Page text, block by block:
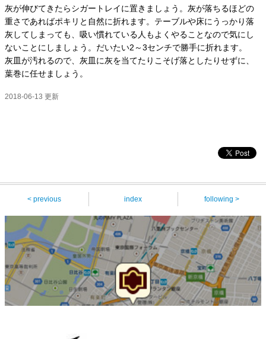
灰が伸びてきたらシガートレイに置きましょう。灰が落ちるほどの
重さであればポキリと自然に折れます。テーブルや床にうっかり落
灰してしまっても、吸い慣れている人もよくやることなので気にし
ないことにしましょう。だいたい2～3センチで勝手に折れます。
灰皿が汚れるので、灰皿に灰を当てたりこそげ落としたりせずに、
葉巻に任せましょう。
2018-06-13 更新
< previous index following >